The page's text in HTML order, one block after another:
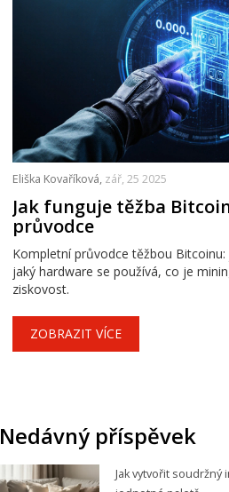
Eliška Kovaříková, zář, 25 2025
Jak funguje těžba
průvodce
Kompletní průvodce těžbou
jaký hardware se používá, co je
ziskovost.
ZOBRAZIT VÍCE
Nedávný příspěvek
Jak vytvořit